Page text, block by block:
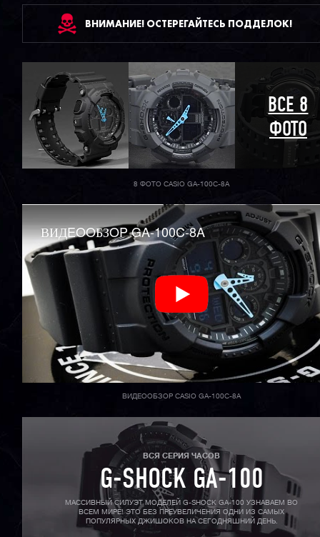
ВНИМАНИЕ! ОСТЕРЕГАЙТЕСЬ ПОДДЕЛОК!
ВСЕ 8
ФОТО
8 ФОТО CASIO GA-100C-8A
ВИДEOOБЗOP GA-100C-8A
ВИДЕООБЗОР CASIO GA-100C-8A
ВСЯ СЕРИЯ ЧАСОВ
G-SHOCK GA-100
МАССИВНЫЙ СИЛУЭТ МОДЕЛЕЙ G-SHOCK GA-100 УЗНАВАЕМ ВО
ВСЕМ МИРЕ! ЭТО БЕЗ ПРЕУВЕЛИЧЕНИЯ ОДНИ ИЗ САМЫХ
ПОПУЛЯРНЫХ ДЖИШОКОВ НА СЕГОДНЯШНИЙ ДЕНЬ.